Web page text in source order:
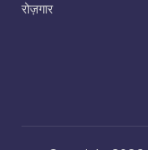
रोज़गार